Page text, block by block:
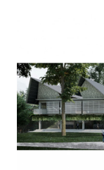
WAHANA
INFRASTRUKTUR
WAHANA